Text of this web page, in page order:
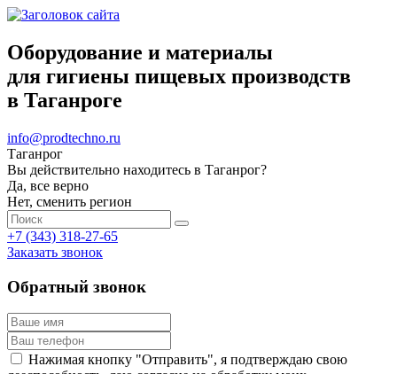
Оборудование и материалы
для гигиены пищевых производств
в Таганроге
info@prodtechno.ru
Таганрог
Вы действительно находитесь в Таганрог?
Да, все верно
Нет, сменить регион
+7 (343) 318-27-65
Заказать звонок
Обратный звонок
Нажимая кнопку "Отправить", я подтверждаю свою